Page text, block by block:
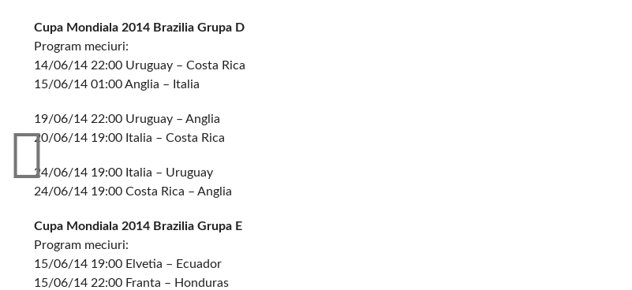
Cupa Mondiala 2014 Brazilia Grupa D
Program meciuri:
14/06/14 22:00 Uruguay – Costa Rica
15/06/14 01:00 Anglia – Italia
19/06/14 22:00 Uruguay – Anglia
20/06/14 19:00 Italia – Costa Rica
24/06/14 19:00 Italia – Uruguay
24/06/14 19:00 Costa Rica – Anglia
Cupa Mondiala 2014 Brazilia Grupa E
Program meciuri:
15/06/14 19:00 Elvetia – Ecuador
15/06/14 22:00 Franta – Honduras